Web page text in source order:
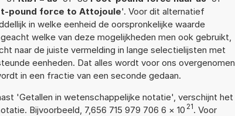
pound force to Attojoule'. Voor dit alternatief
in welke eenheid de oorspronkelijke waarde
welke van deze mogelijkheden men ook gebruikt,
naar de juiste vermelding in lange selectielijsten met
eenheden. Dat alles wordt voor ons overgenomen
in een fractie van een seconde gedaan.
'Getallen in wetenschappelijke notatie', verschijnt het
Bijvoorbeeld, 7,656 715 979 706 6 × 10 21. Voor